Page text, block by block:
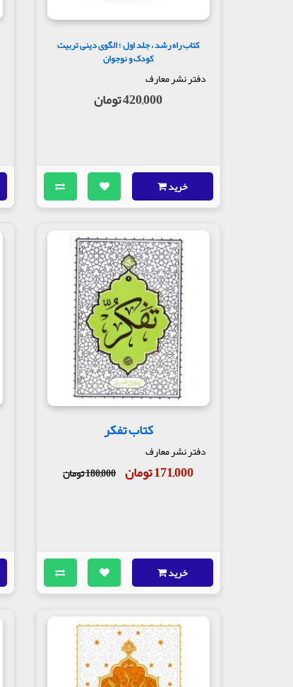
کتاب راه رشد ، جلد اول ؛ الگوی دینی تربیت
کودک و نوجوان
دفتر نشر معارف
420,000 تومان
خرید
کتاب تفکر
دفتر نشر معارف
171,000 تومان 180,000 تومان
خرید